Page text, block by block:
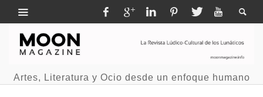
Artes, Literatura y Ocio desde un enfoque humano